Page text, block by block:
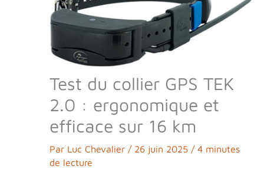
Test du collier GPS TEK
2.0 : ergonomique et
efficace sur 16 km
Par Luc Chevalier / 26 juin 2025 / 4 minutes
de lecture